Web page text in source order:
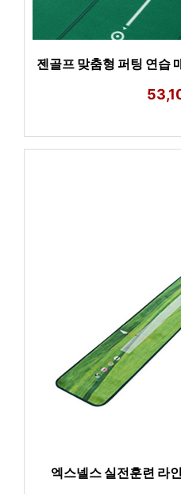
젠골프 맞춤형 퍼팅 연습
엑스넬스 실전훈련 라